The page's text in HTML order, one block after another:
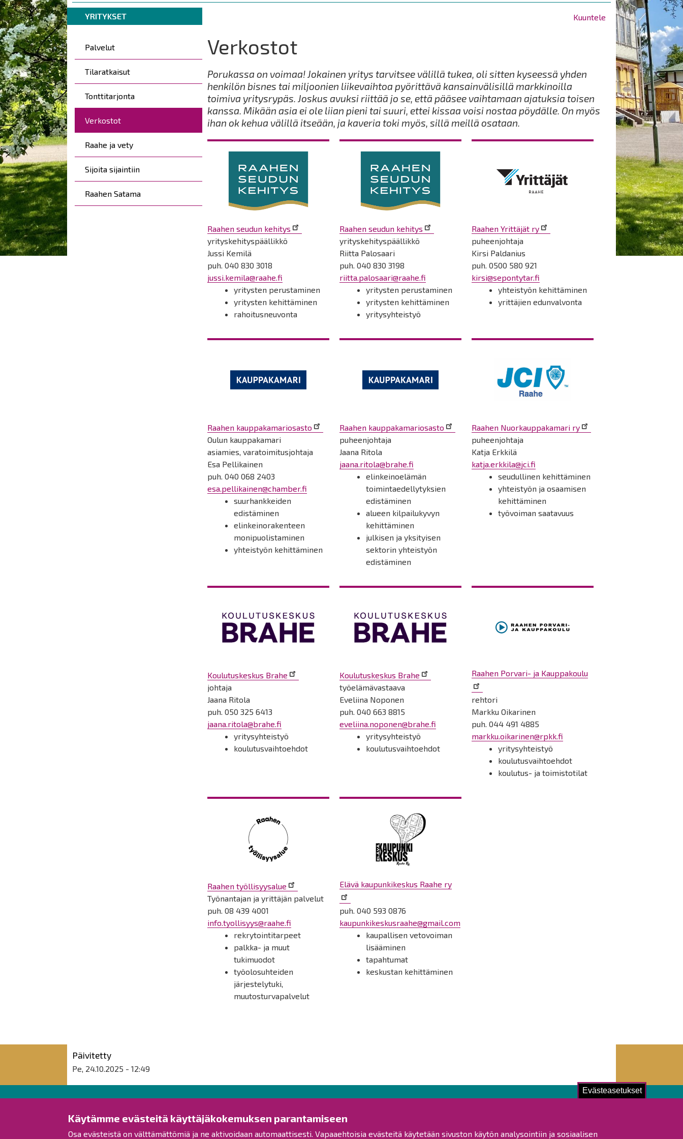
Evästeasetukset
Käytämme evästeitä käyttäjäkokemuksen parantamiseen
Osa evästeistä on välttämättömiä ja ne aktivoidaan automaattisesti. Vapaaehtoisia evästeitä käytetään sivuston käytön analysointiin ja sosiaalisen
are
here:
Breadcrumbs
are
YRITYKSET Kuuntele
Kohderyhmät
Palvelut
Tilaratkaisut
Tonttitarjonta
Verkostot
Raahe ja vety
Sijoita sijaintiin
Raahen Satama
Verkostot
Porukassa on voimaa! Jokainen yritys tarvitsee välillä tukea, oli sitten kyseessä yhden
henkilön bisnes tai miljoonien liikevaihtoa pyörittävä kansainvälisillä markkinoilla
toimiva yritysrypäs. Joskus avuksi riittää jo se, että pääsee vaihtamaan ajatuksia toisen
kanssa. Mikään asia ei ole liian pieni tai suuri, ettei kissaa voisi nostaa pöydälle. On myös
ihan ok kehua välillä itseään, ja kaveria toki myös, sillä meillä osataan.
Raahen seudun kehitys
yrityskehityspäällikkö
Jussi Kemilä
puh. 040 830 3018
jussi.kemila@raahe.fi
yritysten perustaminen
yritysten kehittäminen
rahoitusneuvonta
Raahen seudun kehitys
yrityskehityspäällikkö
Riitta Palosaari
puh. 040 830 3198
riitta.palosaari@raahe.fi
yritysten perustaminen
yritysten kehittäminen
yritysyhteistyö
Raahen Yrittäjät ry
puheenjohtaja
Kirsi Paldanius
puh. 0500 580 921
kirsi@sepontytar.fi
yhteistyön kehittäminen
yrittäjien edunvalvonta
Raahen kauppakamariosasto
Oulun kauppakamari
asiamies, varatoimitusjohtaja
Esa Pellikainen
puh. 040 068 2403
esa.pellikainen@chamber.fi
suurhankkeiden
edistäminen
elinkeinorakenteen
monipuolistaminen
yhteistyön kehittäminen
Raahen kauppakamariosasto
puheenjohtaja
Jaana Ritola
jaana.ritola@brahe.fi
elinkeinoelämän
toimintaedellytyksien
edistäminen
alueen kilpailukyvyn
kehittäminen
julkisen ja yksityisen
sektorin yhteistyön
edistäminen
Raahen Nuorkauppakamari ry
puheenjohtaja
Katja Erkkilä
katja.erkkila@jci.fi
seudullinen kehittäminen
yhteistyön ja osaamisen
kehittäminen
työvoiman saatavuus
Koulutuskeskus Brahe
johtaja
Jaana Ritola
puh. 050 325 6413
jaana.ritola@brahe.fi
yritysyhteistyö
koulutusvaihtoehdot
Koulutuskeskus Brahe
työelämävastaava
Eveliina Noponen
puh. 040 663 8815
eveliina.noponen@brahe.fi
yritysyhteistyö
koulutusvaihtoehdot
Raahen Porvari- ja Kauppakoulu
rehtori
Markku Oikarinen
puh.044 491 4885
markku.oikarinen@rpkk.fi
yritysyhteistyö
koulutusvaihtoehdot
koulutus- ja toimistotilat
Raahen työllisyysalue
Työnantajan ja yrittäjän palvelut
puh.08 439 4001
info.tyollisyys@raahe.fi
rekrytointitarpeet
palkka- ja muut
tukimuodot
työolosuhteiden
järjestelytuki,
muutosturvapalvelut
Elävä kaupunkikeskus Raahe ry
puh. 040 593 0876
kaupunkikeskusraahe@gmail.com
kaupallisen vetovoiman
lisääminen
tapahtumat
keskustan kehittäminen
Päivitetty
Pe, 24.10.2025 - 12:49
Raahen kaupunki
Rantakatu 50
Ota yhteyttä!
Yleinen palaute